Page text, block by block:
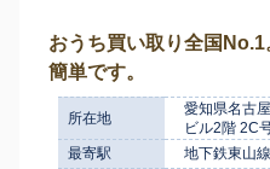
おうち買い取り全国
簡単です。
所在地
愛知県名古
ビル2階 2C
最寄駅
地下鉄東山